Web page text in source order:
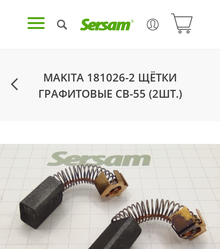
MAKITA 181026-2 ЩЁТКИ
ГРАФИТОВЫЕ CB-55 (2ШТ.)